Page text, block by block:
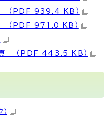
（PDF 939.4 KB）
（PDF 971.0 KB）
真 （PDF 443.5 KB）